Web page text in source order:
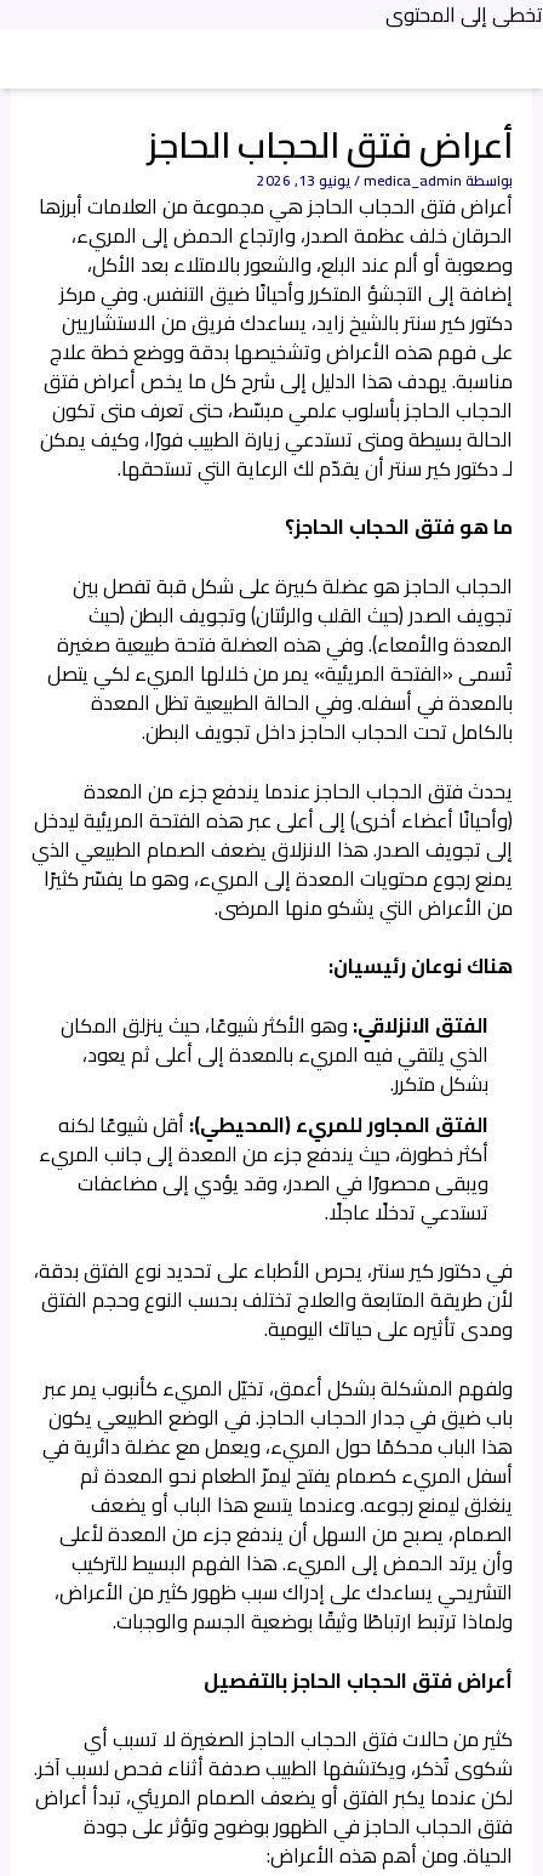
تخطي إلى المحتوى
أعراض فتق الحجاب الحاجز
بواسطةmedica_admin
/يونيو 13, 2026
أعراض فتق الحجاب الحاجز هي مجموعة من العلامات أبرزها
الحرقان خلف عظمة الصدر، وارتجاع الحمض إلى المريء،
وصعوبة أو ألم عند البلع، والشعور بالامتلاء بعد الأكل،
إضافة إلى التجشؤ المتكرر وأحيانًا ضيق التنفس. وفي مركز
دكتور كير سنتر بالشيخ زايد، يساعدك فريق من الاستشاريين
على فهم هذه الأعراض وتشخيصها بدقة ووضع خطة علاج
مناسبة. يهدف هذا الدليل إلى شرح كل ما يخص أعراض فتق
الحجاب الحاجز بأسلوب علمي مبسّط، حتى تعرف متى تكون
الحالة بسيطة ومتى تستدعي زيارة الطبيب فورًا، وكيف يمكن
لـ دكتور كير سنتر أن يقدّم لك الرعاية التي تستحقها.
ما هو فتق الحجاب الحاجز؟
الحجاب الحاجز هو عضلة كبيرة على شكل قبة تفصل بين
تجويف الصدر (حيث القلب والرئتان) وتجويف البطن (حيث
المعدة والأمعاء). وفي هذه العضلة فتحة طبيعية صغيرة
تُسمى «الفتحة المريئية» يمر من خلالها المريء لكي يتصل
بالمعدة في أسفله. وفي الحالة الطبيعية تظل المعدة
بالكامل تحت الحجاب الحاجز داخل تجويف البطن.
يحدث فتق الحجاب الحاجز عندما يندفع جزء من المعدة
(وأحيانًا أعضاء أخرى) إلى أعلى عبر هذه الفتحة المريئية ليدخل
إلى تجويف الصدر. هذا الانزلاق يضعف الصمام الطبيعي الذي
يمنع رجوع محتويات المعدة إلى المريء، وهو ما يفسّر كثيرًا
من الأعراض التي يشكو منها المرضى.
هناك نوعان رئيسيان:
الفتق الانزلاقي: وهو الأكثر شيوعًا، حيث ينزلق المكان
الذي يلتقي فيه المريء بالمعدة إلى أعلى ثم يعود،
بشكل متكرر.
الفتق المجاور للمريء (المحيطي): أقل شيوعًا لكنه
أكثر خطورة، حيث يندفع جزء من المعدة إلى جانب المريء
ويبقى محصورًا في الصدر، وقد يؤدي إلى مضاعفات
تستدعي تدخلًا عاجلًا.
في دكتور كير سنتر، يحرص الأطباء على تحديد نوع الفتق بدقة،
لأن طريقة المتابعة والعلاج تختلف بحسب النوع وحجم الفتق
ومدى تأثيره على حياتك اليومية.
ولفهم المشكلة بشكل أعمق، تخيّل المريء كأنبوب يمر عبر
باب ضيق في جدار الحجاب الحاجز. في الوضع الطبيعي يكون
هذا الباب محكمًا حول المريء، ويعمل مع عضلة دائرية في
أسفل المريء كصمام يفتح ليمرّ الطعام نحو المعدة ثم
ينغلق ليمنع رجوعه. وعندما يتسع هذا الباب أو يضعف
الصمام، يصبح من السهل أن يندفع جزء من المعدة لأعلى
وأن يرتد الحمض إلى المريء. هذا الفهم البسيط للتركيب
التشريحي يساعدك على إدراك سبب ظهور كثير من الأعراض،
ولماذا ترتبط ارتباطًا وثيقًا بوضعية الجسم والوجبات.
أعراض فتق الحجاب الحاجز بالتفصيل
كثير من حالات فتق الحجاب الحاجز الصغيرة لا تسبب أي
شكوى تُذكر، ويكتشفها الطبيب صدفة أثناء فحص لسبب آخر.
لكن عندما يكبر الفتق أو يضعف الصمام المريئي، تبدأ أعراض
فتق الحجاب الحاجز في الظهور بوضوح وتؤثر على جودة
الحياة. ومن أهم هذه الأعراض: